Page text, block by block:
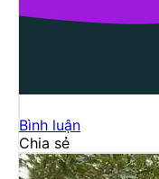
Bình luận
Chia sẻ